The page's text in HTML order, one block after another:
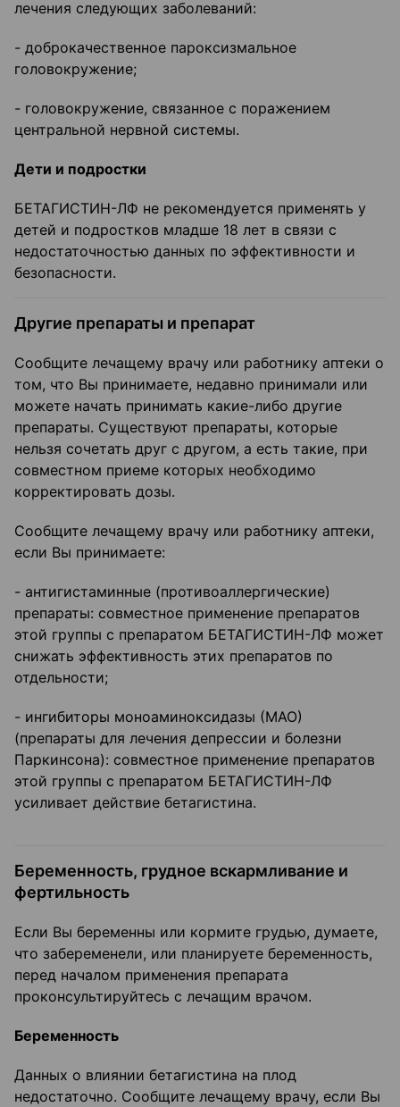
лечения следующих заболеваний:
- доброкачественное пароксизмальное
головокружение;
- головокружение, связанное с поражением
центральной нервной системы.
Дети и подростки
БЕТАГИСТИН-ЛФ не рекомендуется применять у
детей и подростков младше 18 лет в связи с
недостаточностью данных по эффективности и
безопасности.
Другие препараты и препарат
Сообщите лечащему врачу или работнику аптеки о
том, что Вы принимаете, недавно принимали или
можете начать принимать какие-либо другие
препараты. Существуют препараты, которые
нельзя сочетать друг с другом, а есть такие, при
совместном приеме которых необходимо
корректировать дозы.
Сообщите лечащему врачу или работнику аптеки,
если Вы принимаете:
- антигистаминные (противоаллергические)
препараты: совместное применение препаратов
этой группы с препаратом БЕТАГИСТИН-ЛФ может
снижать эффективность этих препаратов по
отдельности;
- ингибиторы моноаминоксидазы (МАО)
(препараты для лечения депрессии и болезни
Паркинсона): совместное применение препаратов
этой группы с препаратом БЕТАГИСТИН-ЛФ
усиливает действие бетагистина.
Беременность, грудное вскармливание и
фертильность
Если Вы беременны или кормите грудью, думаете,
что забеременели, или планируете беременность,
перед началом применения препарата
проконсультируйтесь с лечащим врачом.
Беременность
Данных о влиянии бетагистина на плод
недостаточно. Сообщите лечащему врачу, если Вы